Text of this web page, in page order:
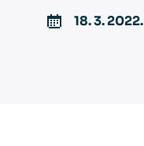
18. 3. 2022.